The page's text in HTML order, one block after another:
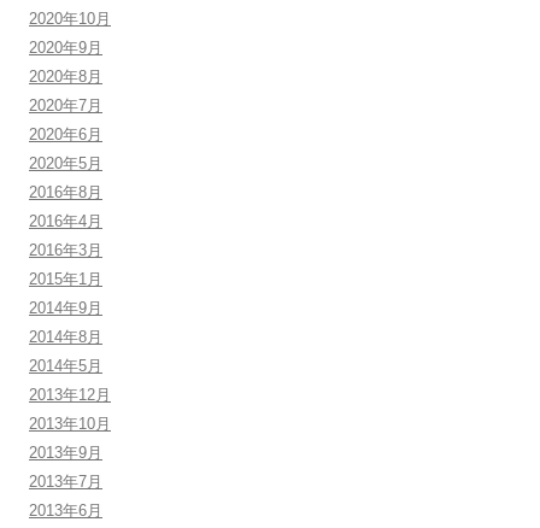
2020年10月
2020年9月
2020年8月
2020年7月
2020年6月
2020年5月
2016年8月
2016年4月
2016年3月
2015年1月
2014年9月
2014年8月
2014年5月
2013年12月
2013年10月
2013年9月
2013年7月
2013年6月